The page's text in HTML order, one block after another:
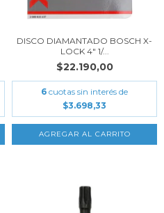
DISCO DIAMANTADO BOSCH X-
LOCK 4" 1/...
$22.190,00
6 cuotas sin interés de
$3.698,33